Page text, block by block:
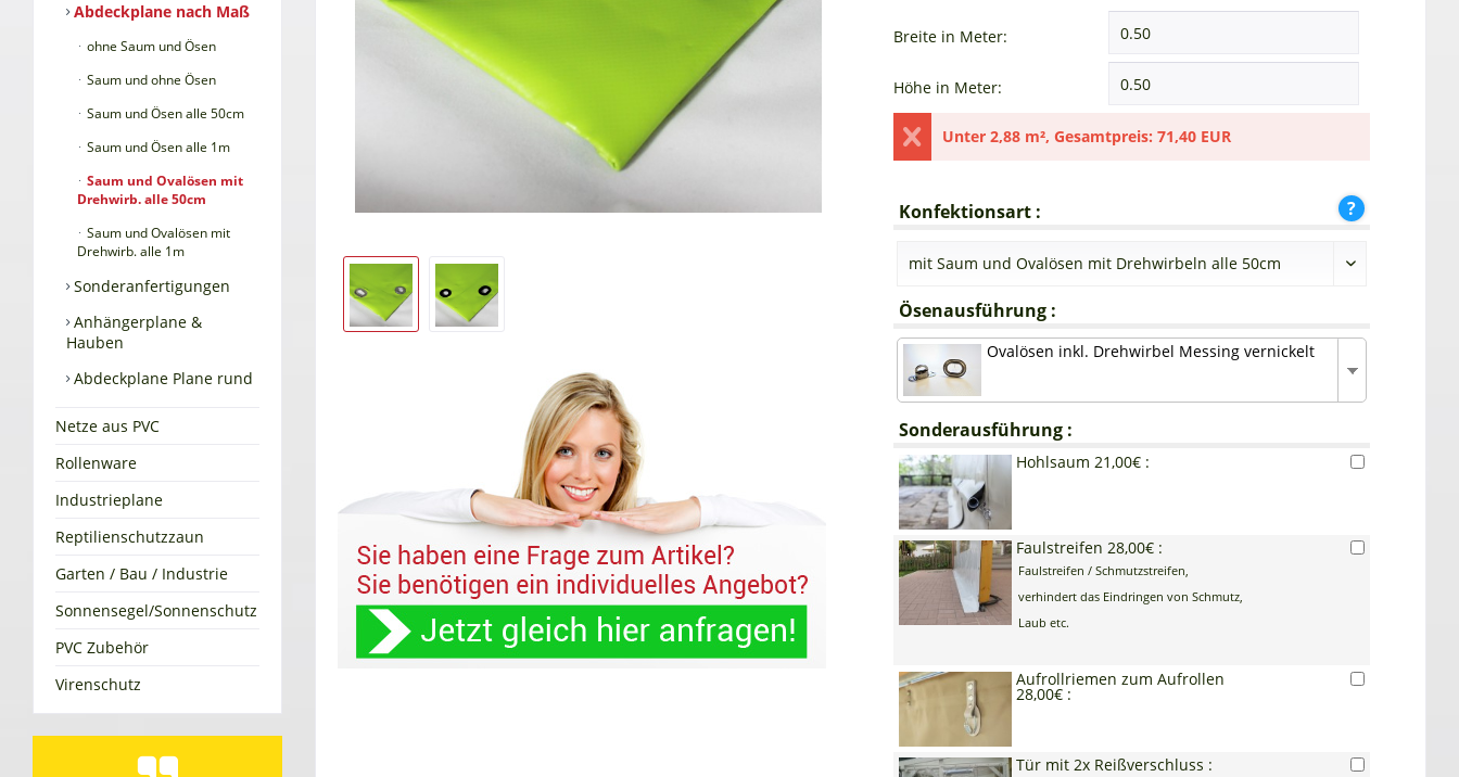
Abdeckplane nach Maß
ohne Saum und Ösen
Saum und ohne Ösen
Saum und Ösen alle 50cm
Saum und Ösen alle 1m
Saum und Ovalösen mit
Drehwirb. alle 50cm
Saum und Ovalösen mit
Drehwirb. alle 1m
Sonderanfertigungen
Anhängerplane &
Hauben
Abdeckplane Plane rund
Netze aus PVC
Rollenware
Industrieplane
Reptilienschutzzaun
Garten / Bau / Industrie
Sonnensegel/Sonnenschutz
PVC Zubehör
Virenschutz
Breite in Meter:
Höhe in Meter:
Unter 2,88 m², Gesamtpreis: 71,40 EUR
Konfektionsart :
Ösenausführung :
Ovalösen inkl. Drehwirbel Messing vernickelt
Sonderausführung :
Hohlsaum 21,00€ :
Faulstreifen 28,00€ :
Faulstreifen / Schmutzstreifen,
verhindert das Eindringen von Schmutz,
Laub etc.
Aufrollriemen zum Aufrollen
28,00€ :
Tür mit 2x Reißverschluss :